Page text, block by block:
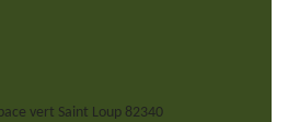
vert Saint Loup 82340